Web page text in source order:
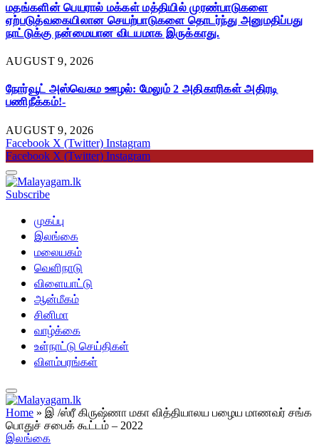
மதங்களின் பெயரால் மக்கள் மத்தியில் முரண்பாடுகளை
ஏற்படுத்வகையிலான செயற்பாடுகளை தொடர்ந்து அனுமதிப்பது
நாட்டுக்கு நன்மையான விடயமாக இருக்காது.
AUGUST 9, 2026
நோர்வூட் அஸ்வெசும ஊழல்: மேலும் 2 அதிகாரிகள் அதிரடி
பணிநீக்கம்!-
AUGUST 9, 2026
Facebook X (Twitter) Instagram
Facebook X (Twitter) Instagram
Subscribe
முகப்பு
இலங்கை
மலையகம்
வெளிநாடு
விளையாட்டு
ஆன்மீகம்
சினிமா
வாழ்க்கை
உள்நாட்டு செய்திகள்
விளம்பரங்கள்
Home » இ /ஸ்ரீ கிருஷ்ணா மகா வித்தியாலய பழைய மாணவர் சங்க
பொதுச் சபைக் கூட்டம் – 2022
இலங்கை